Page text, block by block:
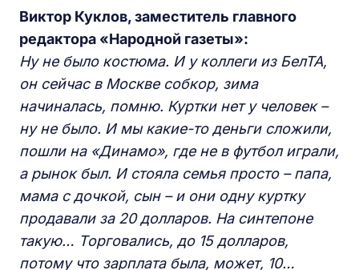
Виктор Куклов, заместитель главного
редактора «Народной газеты»:
Ну не было костюма. И у коллеги из БелТА,
он сейчас в Москве собкор, зима
начиналась, помню. Куртки нет у человек –
ну не было. И мы какие-то деньги сложили,
пошли на «Динамо», где не в футбол играли,
а рынок был. И стояла семья просто – папа,
мама с дочкой, сын – и они одну куртку
продавали за 20 долларов. На синтепоне
такую… Торговались, до 15 долларов,
потому что зарплата была, может, 10…